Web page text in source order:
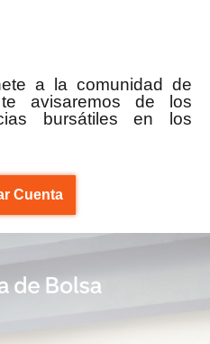
a la comunidad de
avisaremos de los
bursátiles en los
Cuenta